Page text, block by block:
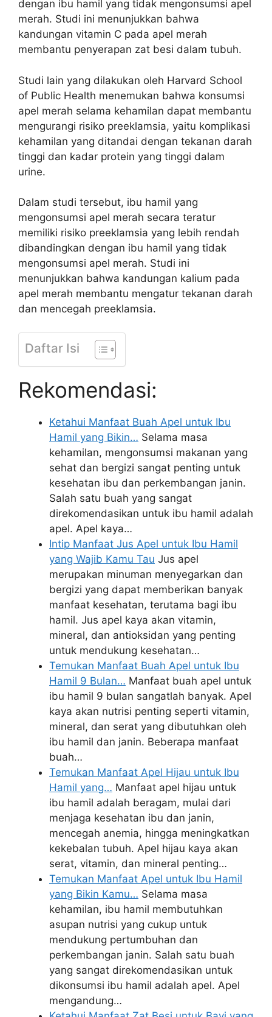
dengan ibu hamil yang tidak mengonsumsi apel
merah. Studi ini menunjukkan bahwa
kandungan vitamin C pada apel merah
membantu penyerapan zat besi dalam tubuh.
Studi lain yang dilakukan oleh Harvard School
of Public Health menemukan bahwa konsumsi
apel merah selama kehamilan dapat membantu
mengurangi risiko preeklamsia, yaitu komplikasi
kehamilan yang ditandai dengan tekanan darah
tinggi dan kadar protein yang tinggi dalam
urine.
Dalam studi tersebut, ibu hamil yang
mengonsumsi apel merah secara teratur
memiliki risiko preeklamsia yang lebih rendah
dibandingkan dengan ibu hamil yang tidak
mengonsumsi apel merah. Studi ini
menunjukkan bahwa kandungan kalium pada
apel merah membantu mengatur tekanan darah
dan mencegah preeklamsia.
Daftar Isi
Rekomendasi:
Ketahui Manfaat Buah Apel untuk Ibu
Hamil yang Bikin… Selama masa
kehamilan, mengonsumsi makanan yang
sehat dan bergizi sangat penting untuk
kesehatan ibu dan perkembangan janin.
Salah satu buah yang sangat
direkomendasikan untuk ibu hamil adalah
apel. Apel kaya…
Intip Manfaat Jus Apel untuk Ibu Hamil
yang Wajib Kamu Tau Jus apel
merupakan minuman menyegarkan dan
bergizi yang dapat memberikan banyak
manfaat kesehatan, terutama bagi ibu
hamil. Jus apel kaya akan vitamin,
mineral, dan antioksidan yang penting
untuk mendukung kesehatan…
Temukan Manfaat Buah Apel untuk Ibu
Hamil 9 Bulan… Manfaat buah apel untuk
ibu hamil 9 bulan sangatlah banyak. Apel
kaya akan nutrisi penting seperti vitamin,
mineral, dan serat yang dibutuhkan oleh
ibu hamil dan janin. Beberapa manfaat
buah…
Temukan Manfaat Apel Hijau untuk Ibu
Hamil yang… Manfaat apel hijau untuk
ibu hamil adalah beragam, mulai dari
menjaga kesehatan ibu dan janin,
mencegah anemia, hingga meningkatkan
kekebalan tubuh. Apel hijau kaya akan
serat, vitamin, dan mineral penting…
Temukan Manfaat Apel untuk Ibu Hamil
yang Bikin Kamu… Selama masa
kehamilan, ibu hamil membutuhkan
asupan nutrisi yang cukup untuk
mendukung pertumbuhan dan
perkembangan janin. Salah satu buah
yang sangat direkomendasikan untuk
dikonsumsi ibu hamil adalah apel. Apel
mengandung…